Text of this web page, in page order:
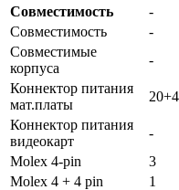
Совместимость
-
Совместимость
-
Совместимые
корпуса
-
Коннектор питания
мат.платы
Коннектор питания
видеокарт
-
Molex 4-pin
3
Molex 4 + 4 pin
1